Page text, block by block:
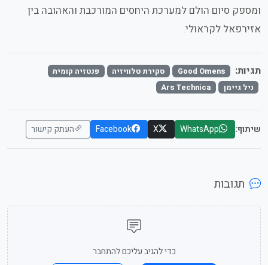
ומספק סיום הולם למערכת היחסים המורכבת והאהובה בין
אזירפאל לקראולי.
תגיות: Good Omens סקירת טלוויזיה
פנטזיה קומית
ניל גיימן
Ars Technica
שיתוף: WhatsApp
X
Facebook העתק קישור
תגובות
כדי להגיב עליכם להתחבר